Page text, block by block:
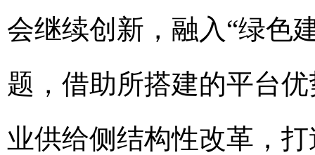
会继续创新，融入“绿色
题，借助所搭建的平台
业供给侧结构性改革，